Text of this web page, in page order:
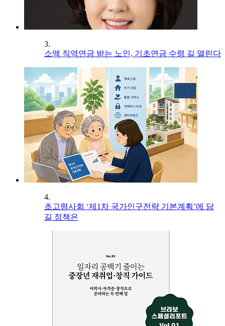
3.
소액 직역연금 받는 노인, 기초연금 수령 길 열린다
4.
초고령사회 ‘제1차 국가인구전략 기본계획’에 담
길 정책은